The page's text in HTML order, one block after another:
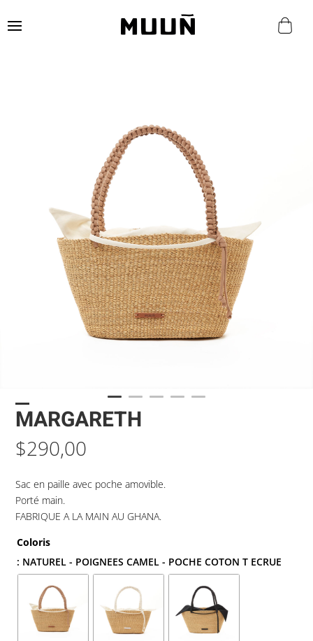
MARGARETH
$290,00
Sac en paille avec poche amovible.
Porté main.
FABRIQUE A LA MAIN AU GHANA.
Coloris
: NATUREL - POIGNEES CAMEL - POCHE COTON T ECRUE